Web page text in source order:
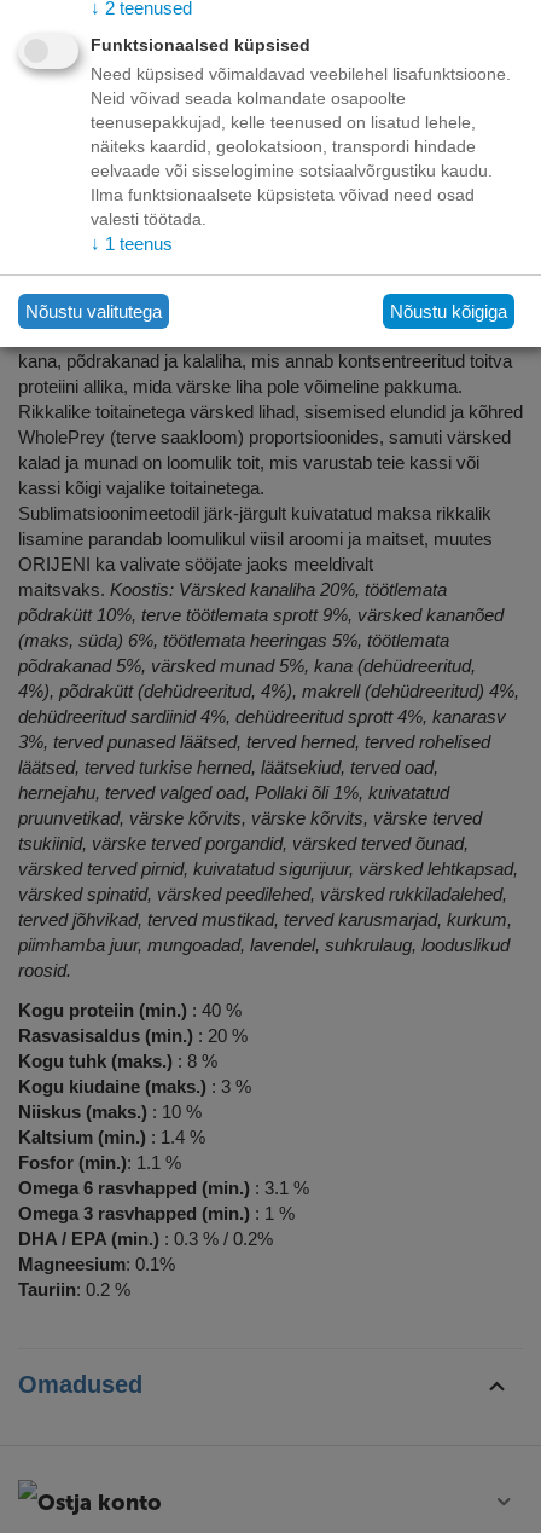
KANAGA, PÕDRAKÜTTIDE JA METSLOOMALE PÜÜDUD
KALAGA
ORIJEN toit sisaldab 40% rikkalikult toitvat proteiini ja vaid 19%
madala glükeemilise indeksiga süsivesikuid, tagades seeläbi
kassidele ja kassipoegadele nende evolutsiooni käigus ja
bioloogiliste vajaduste järgi vajalikud toitained.
ORIJEN toidus olev liha pole võrreldav teiste kassijooksu või
kassipoegade toiduga - 2/3 sellest on VÄRSKE (jahutatud,
koostisosa.
1/3 lihast on 90 °C juures järk-järgult dehüdreeritud värsked
kana, põdrakanad ja kalaliha, mis annab kontsentreeritud toitva
proteiini allika, mida värske liha pole võimeline pakkuma.
Rikkalike toitainetega värsked lihad, sisemised elundid ja kõhred
WholePrey (terve saakloom) proportsioonides, samuti värsked
kalad ja munad on loomulik toit, mis varustab teie kassi või
kassi kõigi vajalike toitainetega.
Sublimatsioonimeetodil järk-järgult kuivatatud maksa rikkalik
lisamine parandab loomulikul viisil aroomi ja maitset, muutes
ORIJENI ka valivate sööjate jaoks meeldivalt
maitsvaks. Koostis: Värsked kanaliha 20%, töötlemata
põdrakütt 10%, terve töötlemata sprott 9%, värsked kananõed
(maks, süda) 6%, töötlemata heeringas 5%, töötlemata
põdrakanad 5%, värsked munad 5%, kana (dehüdreeritud,
4%), põdrakütt (dehüdreeritud, 4%), makrell (dehüdreeritud) 4%,
dehüdreeritud sardiinid 4%, dehüdreeritud sprott 4%, kanarasv
3%, terved punased läätsed, terved herned, terved rohelised
läätsed, terved turkise herned, läätsekiud, terved oad,
hernejahu, terved valged oad, Pollaki õli 1%, kuivatatud
pruunvetikad, värske kõrvits, värske kõrvits, värske terved
tsukiinid, värske terved porgandid, värsked terved õunad,
värsked terved pirnid, kuivatatud sigurijuur, värsked lehtkapsad,
värsked spinatid, värsked peedilehed, värsked rukkiladalehed,
terved jõhvikad, terved mustikad, terved karusmarjad, kurkum,
piimhamba juur, mungoadad, lavendel, suhkrulaug, looduslikud
roosid.
Kogu proteiin (min.) : 40 %
Rasvasisaldus (min.) : 20 %
Kogu tuhk (maks.) : 8 %
Kogu kiudaine (maks.) : 3 %
Niiskus (maks.) : 10 %
Kaltsium (min.) : 1.4 %
Fosfor (min.): 1.1 %
Omega 6 rasvhapped (min.) : 3.1 %
Omega 3 rasvhapped (min.) : 1 %
DHA / EPA (min.) : 0.3 % / 0.2%
Magneesium: 0.1%
Tauriin: 0.2 %
Omadused
Ostja konto
↓ 2 teenused
Funktsionaalsed küpsised
Need küpsised võimaldavad veebilehel lisafunktsioone.
Neid võivad seada kolmandate osapoolte
teenusepakkujad, kelle teenused on lisatud lehele,
näiteks kaardid, geolokatsioon, transpordi hindade
eelvaade või sisselogimine sotsiaalvõrgustiku kaudu.
Ilma funktsionaalsete küpsisteta võivad need osad
valesti töötada.
↓ 1 teenus
Nõustu valitutega Nõustu kõigiga